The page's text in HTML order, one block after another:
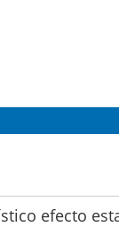
efecto